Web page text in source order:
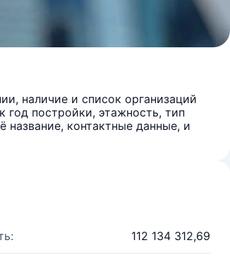
наличие и список организаций
год постройки, этажность, тип
контактные данные, и
112 134 312,69